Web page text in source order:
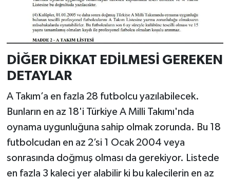
DİĞER DİKKAT EDİLMESİ GEREKEN
DETAYLAR
A Takım’a en fazla 28 futbolcu yazılabilecek.
Bunların en az 18'i Türkiye A Milli Takımı'nda
oynama uygunluğuna sahip olmak zorunda. Bu 18
futbolcudan en az 2’si 1 Ocak 2004 veya
sonrasında doğmuş olması da gerekiyor. Listede
en fazla 3 kaleci yer alabilir ki bu kalecilerin en az